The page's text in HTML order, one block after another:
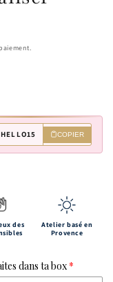
HELLO15 COPIER
des
Atelier basé en
Provence
dans ta box